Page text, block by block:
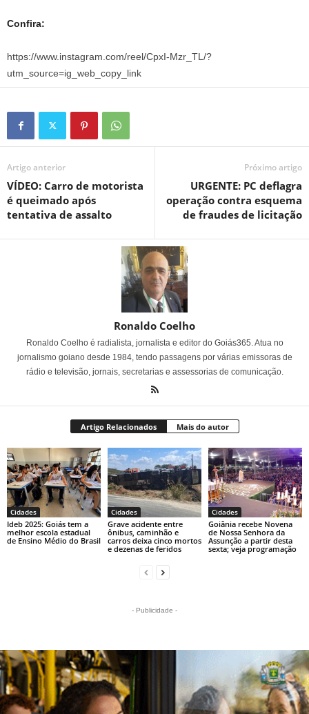
Confira:
https://www.instagram.com/reel/CpxI-Mzr_TL/?
utm_source=ig_web_copy_link
Artigo anterior
VÍDEO: Carro de motorista
é queimado após
tentativa de assalto
Próximo artigo
URGENTE: PC deflagra
operação contra esquema
de fraudes de licitação
Ronaldo Coelho
Ronaldo Coelho é radialista, jornalista e editor do Goiás365. Atua no
jornalismo goiano desde 1984, tendo passagens por várias emissoras de
rádio e televisão, jornais, secretarias e assessorias de comunicação.
Artigo Relacionados Mais do autor
Cidades
Ideb 2025: Goiás tem a
melhor escola estadual
de Ensino Médio do Brasil
Cidades
Grave acidente entre
ônibus, caminhão e
carros deixa cinco mortos
e dezenas de feridos
Cidades
Goiânia recebe Novena
de Nossa Senhora da
Assunção a partir desta
sexta; veja programação
- Publicidade -